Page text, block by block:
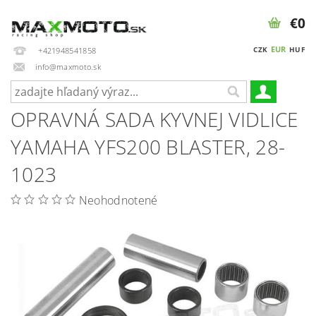
+421948541858
info@maxmoto.sk
CZK EUR HUF
€0
OPRAVNÁ SADA KYVNEJ VIDLICE
YAMAHA YFS200 BLASTER, 28-
1023
Neohodnotené